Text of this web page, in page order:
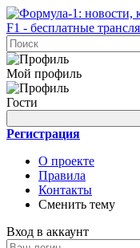
Мой профиль
Гости
Регистрация
О проекте
Правила
Контакты
Сменить тему
Вход в аккаунт